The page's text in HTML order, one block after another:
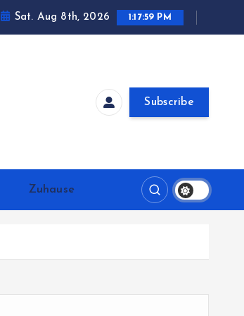
Sat. Aug 8th, 2026 1:18:00 PM
Subscribe
Zuhause